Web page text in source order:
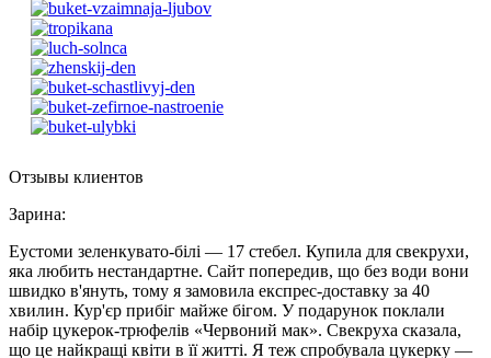
Отзывы клиентов
Зарина:
Еустоми зеленкувато-білі — 17 стебел. Купила для свекрухи,
яка любить нестандартне. Сайт попередив, що без води вони
швидко в'януть, тому я замовила експрес-доставку за 40
хвилин. Кур'єр прибіг майже бігом. У подарунок поклали
набір цукерок-трюфелів «Червоний мак». Свекруха сказала,
що це найкращі квіти в її житті. Я теж спробувала цукерку —